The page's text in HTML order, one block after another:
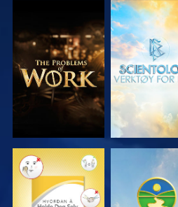
UTFORSK
SERIEN
UTFORSK
SERIEN
SE SE